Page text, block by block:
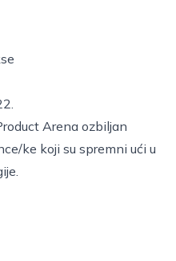
Arena ozbiljan
ke koji su spremni ući u